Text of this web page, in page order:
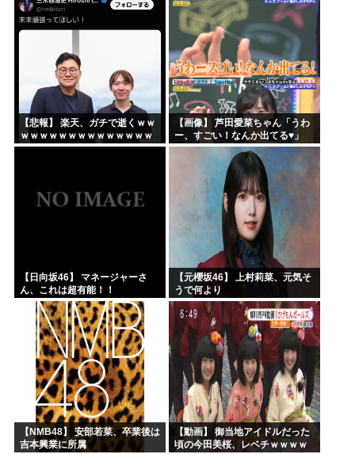
【悲報】 楽天、ガチで逝くｗｗ
ｗｗｗｗｗｗｗｗｗｗｗｗｗｗ
ｗｗｗｗ
【画像】 芦田愛菜ちゃん「うわ
ー、すごい！なんか出てる♥」
【日向坂46】 マネージャーさ
ん、これは超有能！！
【元櫻坂46】 上村莉菜、元気そ
うで何より
【NMB48】 安部若菜、卒業後は
吉本興業に所属
【動画】 御当地アイドルだった
頃の今田美桜、レベチｗｗｗｗ